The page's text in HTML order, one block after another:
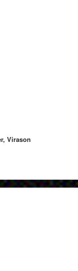
Virason